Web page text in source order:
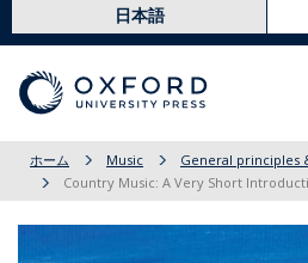
日本語
ホーム Music
General principles
Country Music: A Very Short